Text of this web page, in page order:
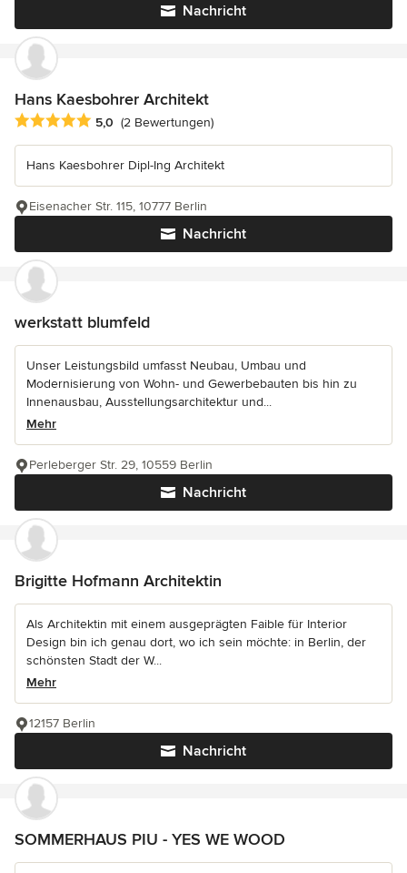
Nachricht
Hans Kaesbohrer Architekt
Durchschnittliche Bewertung: 5 von 5 Sternen
5,0 (2 Bewertungen)
Hans Kaesbohrer Dipl-Ing Architekt
Nachricht
Eisenacher Str. 115, 10777 Berlin
werkstatt blumfeld
Unser Leistungsbild umfasst Neubau, Umbau und
Modernisierung von Wohn- und Gewerbebauten bis hin zu
Innenausbau, Ausstellungsarchitektur und...
Mehr
Nachricht
Perleberger Str. 29, 10559 Berlin
Brigitte Hofmann Architektin
Als Architektin mit einem ausgeprägten Faible für Interior
Design bin ich genau dort, wo ich sein möchte: in Berlin, der
schönsten Stadt der W...
Mehr
Nachricht
12157 Berlin
SOMMERHAUS PIU - YES WE WOOD